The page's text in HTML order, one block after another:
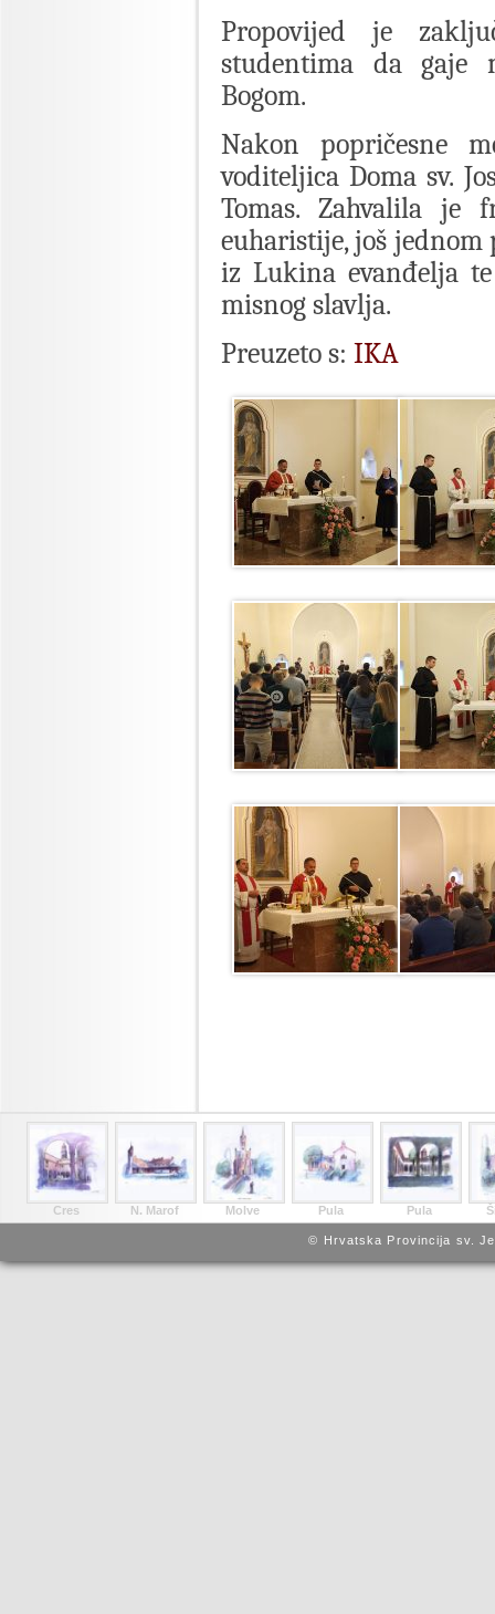
Propovijed je
studentima da gaje
Bogom.
Nakon popričesne
voditeljica Doma sv.
Tomas. Zahvalila je
euharistije, još jednom
iz Lukina evanđelja
misnog slavlja.
Preuzeto s: IKA
Cres N. Marof Molve Pula Pula
© Hrvatska Provincija sv.